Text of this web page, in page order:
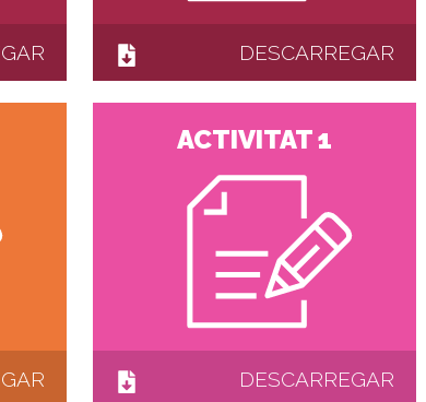
DESCARREGAR
ACTIVITAT 1
DESCARREGAR